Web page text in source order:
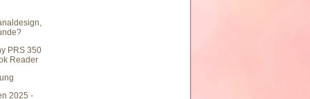
PRS 350
Reader
2025 -